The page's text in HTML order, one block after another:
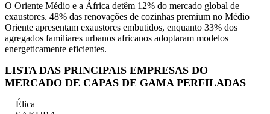
O Oriente Médio e a África detêm 12% do mercado global de
exaustores. 48% das renovações de cozinhas premium no Médio
Oriente apresentam exaustores embutidos, enquanto 33% dos
agregados familiares urbanos africanos adoptaram modelos
energeticamente eficientes.
LISTA DAS PRINCIPAIS EMPRESAS DO
MERCADO DE CAPAS DE GAMA PERFILADAS
Élica